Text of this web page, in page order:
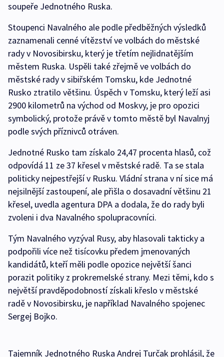
soupeře Jednotného Ruska.
Stoupenci Navalného ale podle předběžných výsledků
zaznamenali cenné vítězství ve volbách do městské
rady v Novosibirsku, který je třetím nejlidnatějším
městem Ruska. Uspěli také zřejmě ve volbách do
městské rady v sibiřském Tomsku, kde Jednotné
Rusko ztratilo většinu. Úspěch v Tomsku, který leží asi
2900 kilometrů na východ od Moskvy, je pro opozici
symbolický, protože právě v tomto městě byl Navalnyj
podle svých příznivců otráven.
Jednotné Rusko tam získalo 24,47 procenta hlasů, což
odpovídá 11 ze 37 křesel v městské radě. Ta se stala
politicky nejpestřejší v Rusku. Vládní strana v ní sice má
nejsilnější zastoupení, ale přišla o dosavadní většinu 21
křesel, uvedla agentura DPA a dodala, že do rady byli
zvoleni i dva Navalného spolupracovníci.
Tým Navalného vyzýval Rusy, aby hlasovali takticky a
podpořili více než tisícovku předem jmenovaných
kandidátů, kteří měli podle opozice největší šanci
porazit politiky z prokremelské strany. Mezi těmi, kdo s
největší pravděpodobností získali křeslo v městské
radě v Novosibirsku, je například Navalného spojenec
Sergej Bojko.
Tajemník Jednotného Ruska Andrej Turčak prohlásil, že